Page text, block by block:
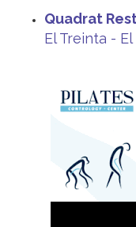
Quadrat
El Treinta -